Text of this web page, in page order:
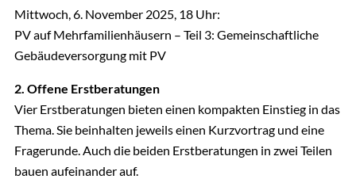
Mittwoch, 6. November 2025, 18 Uhr:
PV auf Mehrfamilienhäusern – Teil 3: Gemeinschaftliche
Gebäudeversorgung mit PV
2. Offene Erstberatungen
Vier Erstberatungen bieten einen kompakten Einstieg in das
Thema. Sie beinhalten jeweils einen Kurzvortrag und eine
Fragerunde. Auch die beiden Erstberatungen in zwei Teilen
bauen aufeinander auf.